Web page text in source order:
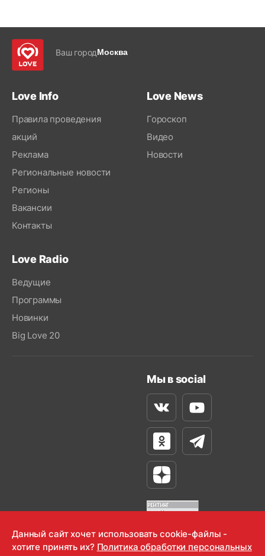
Ваш городМосква
Love Info
Правила проведения
акций
Реклама
Региональные новости
Регионы
Вакансии
Контакты
Love News
Гороскоп
Видео
Новости
Love Radio
Ведущие
Программы
Новинки
Big Love 20
Мы в social
ВконтактеYoutube
Одноклассники
Телеграм
Яндекс Дзен
Данный сайт хочет использовать cookie-файлы -
хотите принять их? Политика обработки персональных